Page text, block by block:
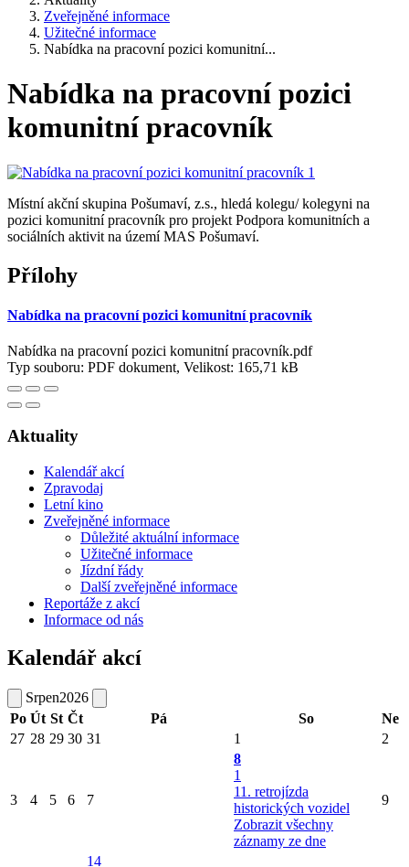
Zveřejněné informace
Užitečné informace
Nabídka na pracovní pozici komunitní...
Nabídka na pracovní pozici
komunitní pracovník
Místní akční skupina Pošumaví, z.s., hledá kolegu/ kolegyni na
pozici komunitní pracovník pro projekt Podpora komunitních a
sociálních aktivit na území MAS Pošumaví.
Přílohy
Nabídka na pracovní pozici komunitní pracovník
Nabídka na pracovní pozici komunitní pracovník.pdf
Typ souboru: PDF dokument, Velikost: 165,71 kB
Aktuality
Kalendář akcí
Zpravodaj
Letní kino
Zveřejněné informace
Důležité aktuální informace
Užitečné informace
Jízdní řády
Další zveřejněné informace
Reportáže z akcí
Informace od nás
Kalendář akcí
Srpen2026
Po Út St Čt Pá So
Ne
27 28 29 30 31 1 2
3 4 5 6 7
8
1
11. retrojízda
historických vozidel
Zobrazit všechny
záznamy ze dne
9
14